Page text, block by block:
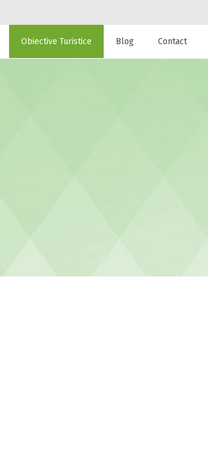
Obiective Turistice Blog Contact